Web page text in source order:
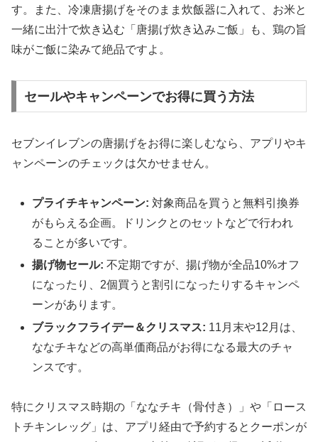
す。また、冷凍唐揚げをそのまま炊飯器に入れて、お米と
一緒に出汁で炊き込む「唐揚げ炊き込みご飯」も、鶏の旨
味がご飯に染みて絶品ですよ。
セールやキャンペーンでお得に買う方法
セブンイレブンの唐揚げをお得に楽しむなら、アプリやキ
ャンペーンのチェックは欠かせません。
プライチキャンペーン: 対象商品を買うと無料引換券
がもらえる企画。ドリンクとのセットなどで行われ
ることが多いです。
揚げ物セール: 不定期ですが、揚げ物が全品10%オフ
になったり、2個買うと割引になったりするキャンペ
ーンがあります。
ブラックフライデー＆クリスマス: 11月末や12月は、
ななチキなどの高単価商品がお得になる最大のチャ
ンスです。
特にクリスマス時期の「ななチキ（骨付き）」や「ロース
トチキンレッグ」は、アプリ経由で予約するとクーポンが